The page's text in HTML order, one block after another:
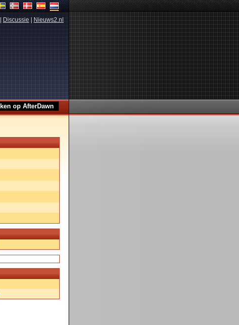
Discussie Nieuws2.nl